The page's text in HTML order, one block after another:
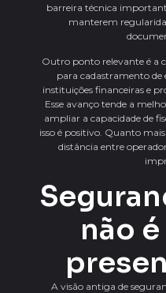
barreira técnica
manterem
Outro ponto relevante é a
para cadastramento de
instituições financeiras e
Esse avanço tende a
ampliar a capacidade de
isso é positivo. Quanto
distância entre
não
A visão antiga de